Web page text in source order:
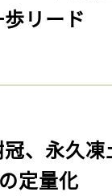
リード
冠、永久
定量化